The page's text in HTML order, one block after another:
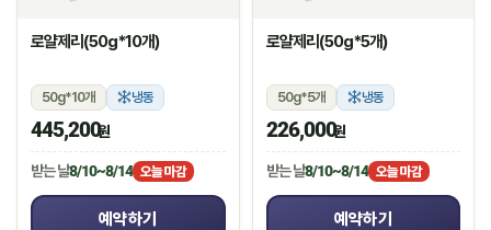
로얄제리(50g*10개)
50g*10개 냉동
445,200원
받는 날8/10~8/14 오늘 마감
예약하기
로얄제리(50g*5개)
50g*5개 냉동
226,000원
받는 날8/10~8/14 오늘 마감
예약하기